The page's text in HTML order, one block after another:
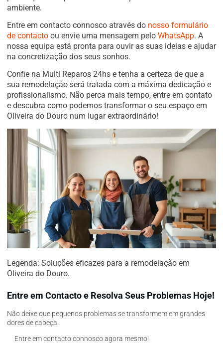
ambiente.
Entre em contacto connosco através do nosso formulário
de contacto ou envie uma mensagem pelo WhatsApp. A
nossa equipa está pronta para ouvir as suas ideias e ajudar
na concretização dos seus sonhos.
Confie na Multi Reparos 24hs e tenha a certeza de que a
sua remodelação será tratada com a máxima dedicação e
profissionalismo. Não perca mais tempo, entre em contato
e descubra como podemos transformar o seu espaço em
Oliveira do Douro num lugar extraordinário!
Legenda: Soluções eficazes para a remodelação em
Oliveira do Douro.
Entre em Contacto e Resolva Seus Problemas Hoje!
Não deixe que pequenos problemas se transformem em grandes
dores de cabeça.
Entre em contacto connosco agora mesmo!